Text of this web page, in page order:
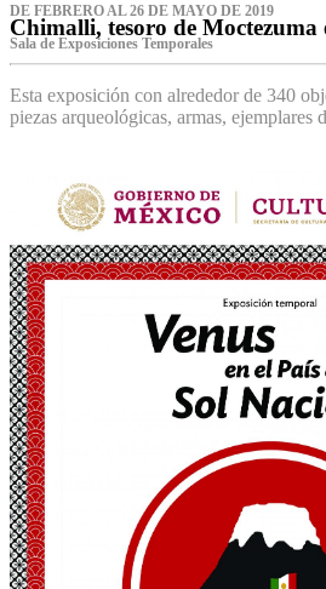
DE FEBRERO AL 26 DE MAYO DE 2019
Chimalli, tesoro de Moctezuma
Sala de Exposiciones Temporales
Esta exposición con alrededor de 340
piezas arqueológicas, armas, ejemplares